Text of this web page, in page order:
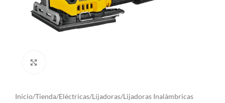
Inicio/Tienda/Eléctricas/Lijadoras/Lijadoras Inalámbricas